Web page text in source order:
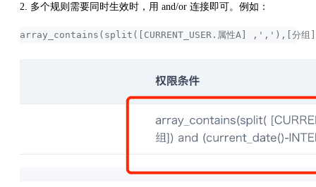
2. 多个规则需要同时生效时，用 and/or 连接即可。例如：
array_contains(split([CURRENT_USER.属性A] ,','),[分组